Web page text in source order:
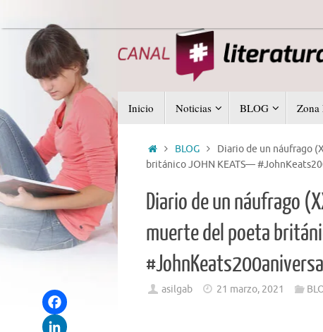
al
contenido
al
contenido
Inicio Noticias BLOG Zona
InicioBLOG
Diario de un náufrago
británico JOHN KEATS—
Diario de un náufrago
muerte del poeta
asilgab 21 marzo, 2021